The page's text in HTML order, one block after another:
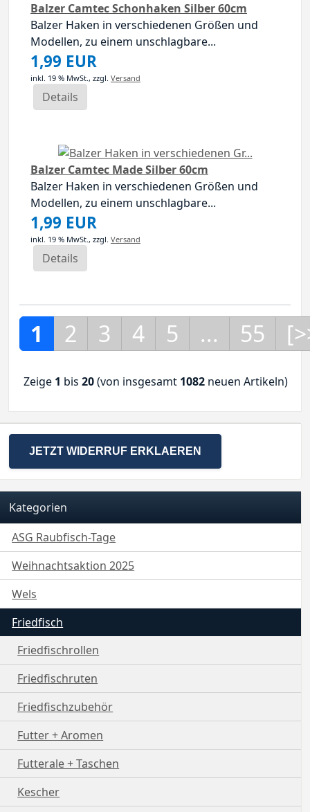
Balzer Camtec Schonhaken Silber 60cm
Balzer Haken in verschiedenen Größen und
Modellen, zu einem unschlagbare...
1,99 EUR
inkl. 19 % MwSt., zzgl. Versand
Details
Balzer Camtec Made Silber 60cm
Balzer Haken in verschiedenen Größen und
Modellen, zu einem unschlagbare...
1,99 EUR
inkl. 19 % MwSt., zzgl. Versand
Details
1 2 3 4 5 ... 55
Zeige 1 bis 20(von insgesamt 1082 neuen Artikeln)
JETZT WIDERRUF ERKLAEREN
Kategorien
ASG Raubfisch-Tage
Weihnachtsaktion 2025
Wels
Friedfisch
Friedfischrollen
Friedfischruten
Friedfischzubehör
Futter + Aromen
Futterale + Taschen
Kescher